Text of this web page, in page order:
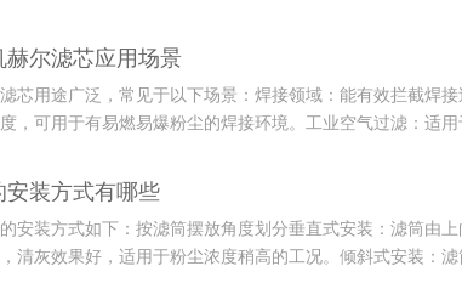
赫尔滤芯应用场景
芯用途广泛，常见于以下场景：焊接领域：能有效拦截焊
，可用于有易燃易爆粉尘的焊接环境。工业空气过滤：适
安装方式有哪些
安装方式如下：按滤筒摆放角度划分垂直式安装：滤筒由
清灰效果好，适用于粉尘浓度稍高的工况。倾斜式安装：